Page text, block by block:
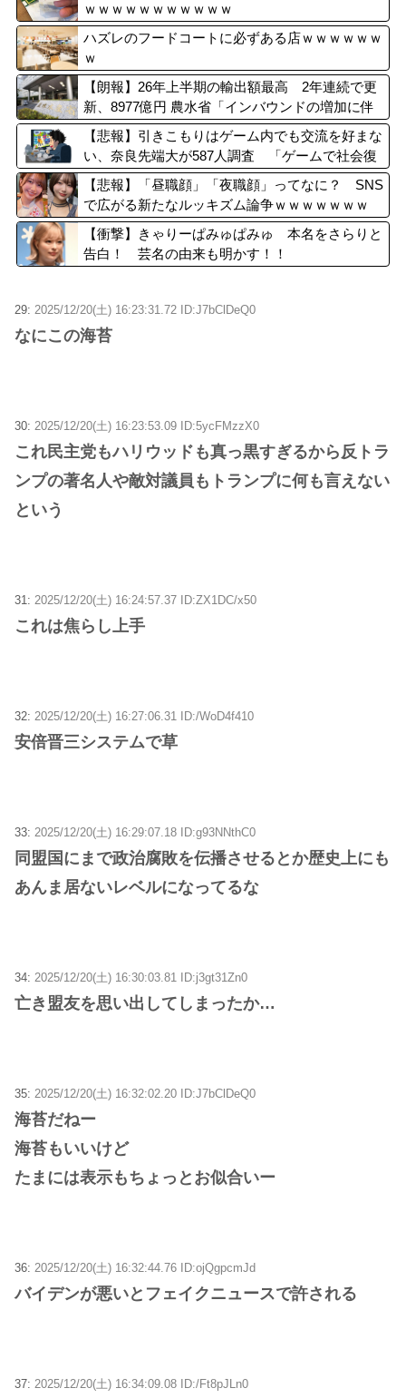
ｗｗｗｗｗｗｗｗｗｗｗ
ハズレのフードコートに必ずある店ｗｗｗｗｗｗ
ｗ
【朗報】26年上半期の輸出額最高 2年連続で更
新、8977億円 農水省「インバウンドの増加に伴
い、日本食の認知度が向上」
【悲報】引きこもりはゲーム内でも交流を好まな
い、奈良先端大が587人調査 「ゲームで社会復
帰」に落とし穴？
【悲報】「昼職顔」「夜職顔」ってなに？ SNS
で広がる新たなルッキズム論争ｗｗｗｗｗｗｗ
【衝撃】きゃりーぱみゅぱみゅ 本名をさらりと
告白！ 芸名の由来も明かす！！
29: 2025/12/20(土) 16:23:31.72 ID:J7bClDeQ0
なにこの海苔
30: 2025/12/20(土) 16:23:53.09 ID:5ycFMzzX0
これ民主党もハリウッドも真っ黒すぎるから反トラ
ンプの著名人や敵対議員もトランプに何も言えない
という
31: 2025/12/20(土) 16:24:57.37 ID:ZX1DC/x50
これは焦らし上手
32: 2025/12/20(土) 16:27:06.31 ID:/WoD4f410
安倍晋三システムで草
33: 2025/12/20(土) 16:29:07.18 ID:g93NNthC0
同盟国にまで政治腐敗を伝播させるとか歴史上にも
あんま居ないレベルになってるな
34: 2025/12/20(土) 16:30:03.81 ID:j3gt31Zn0
亡き盟友を思い出してしまったか…
35: 2025/12/20(土) 16:32:02.20 ID:J7bClDeQ0
海苔だねー
海苔もいいけど
たまには表示もちょっとお似合いー
36: 2025/12/20(土) 16:32:44.76 ID:ojQgpcmJd
バイデンが悪いとフェイクニュースで許される
37: 2025/12/20(土) 16:34:09.08 ID:/Ft8pJLn0